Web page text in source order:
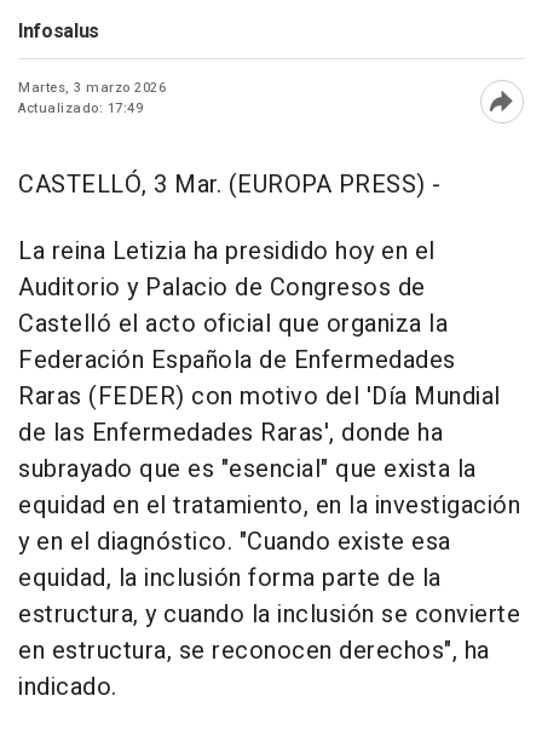
Infosalus
Martes, 3 marzo 2026
Actualizado: 17:49
CASTELLÓ, 3 Mar. (EUROPA PRESS) -
La reina Letizia ha presidido hoy en el
Auditorio y Palacio de Congresos de
Castelló el acto oficial que organiza la
Federación Española de Enfermedades
Raras (FEDER) con motivo del 'Día Mundial
de las Enfermedades Raras', donde ha
subrayado que es "esencial" que exista la
equidad en el tratamiento, en la investigación
y en el diagnóstico. "Cuando existe esa
equidad, la inclusión forma parte de la
estructura, y cuando la inclusión se convierte
en estructura, se reconocen derechos", ha
indicado.